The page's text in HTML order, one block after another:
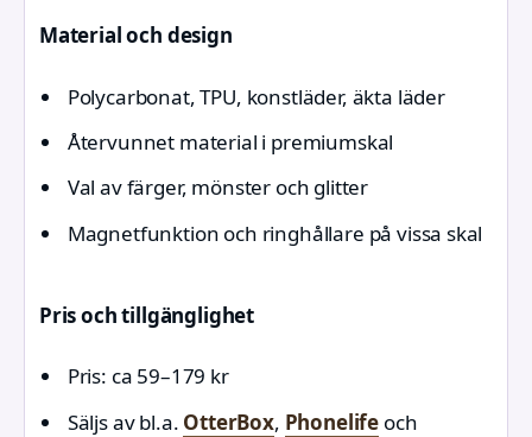
Material och design
Polycarbonat, TPU, konstläder, äkta läder
Återvunnet material i premiumskal
Val av färger, mönster och glitter
Magnetfunktion och ringhållare på vissa skal
Pris och tillgänglighet
Pris: ca 59–179 kr
Säljs av bl.a. OtterBox, Phonelife och